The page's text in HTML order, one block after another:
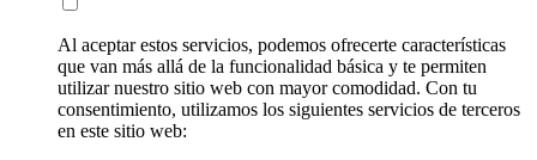
Al aceptar estos servicios, podemos ofrecerte características
que van más allá de la funcionalidad básica y te permiten
utilizar nuestro sitio web con mayor comodidad. Con tu
consentimiento, utilizamos los siguientes servicios de terceros
en este sitio web: